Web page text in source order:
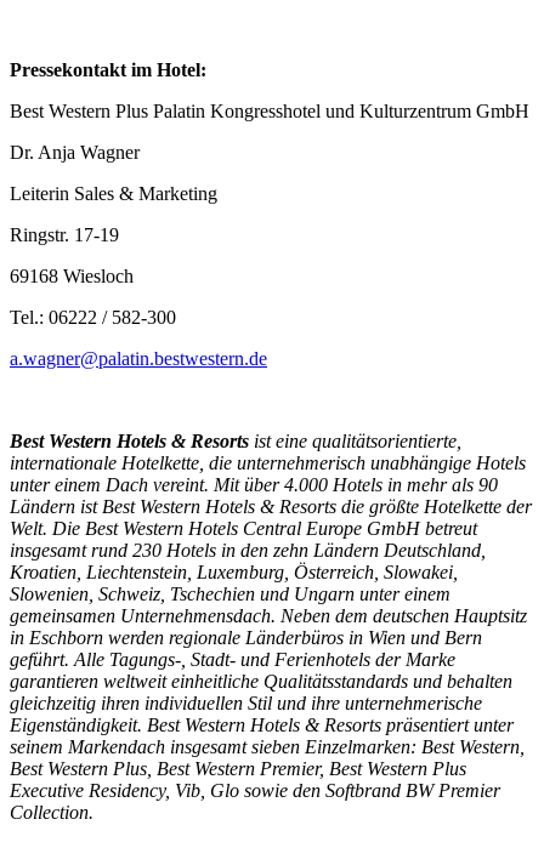
Pressekontakt im Hotel:
Best Western Plus Palatin Kongresshotel und Kulturzentrum GmbH
Dr. Anja Wagner
Leiterin Sales & Marketing
Ringstr. 17-19
69168 Wiesloch
Tel.: 06222 / 582-300
a.wagner@palatin.bestwestern.de
Best Western Hotels & Resorts ist eine qualitätsorientierte,
internationale Hotelkette, die unternehmerisch unabhängige Hotels
unter einem Dach vereint. Mit über 4.000 Hotels in mehr als 90
Ländern ist Best Western Hotels & Resorts die größte Hotelkette der
Welt. Die Best Western Hotels Central Europe GmbH betreut
insgesamt rund 230 Hotels in den zehn Ländern Deutschland,
Kroatien, Liechtenstein, Luxemburg, Österreich, Slowakei,
Slowenien, Schweiz, Tschechien und Ungarn unter einem
gemeinsamen Unternehmensdach. Neben dem deutschen Hauptsitz
in Eschborn werden regionale Länderbüros in Wien und Bern
geführt. Alle Tagungs-, Stadt- und Ferienhotels der Marke
garantieren weltweit einheitliche Qualitätsstandards und behalten
gleichzeitig ihren individuellen Stil und ihre unternehmerische
Eigenständigkeit. Best Western Hotels & Resorts präsentiert unter
seinem Markendach insgesamt sieben Einzelmarken: Best Western,
Best Western Plus, Best Western Premier, Best Western Plus
Executive Residency, Vib, Glo sowie den Softbrand BW Premier
Collection.